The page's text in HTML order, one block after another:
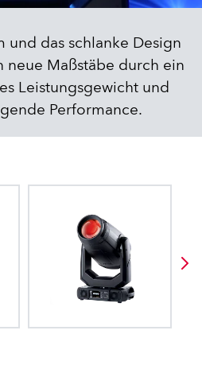
und das schlanke Design
neue Maßstäbe durch ein
Leistungsgewicht und
Performance.